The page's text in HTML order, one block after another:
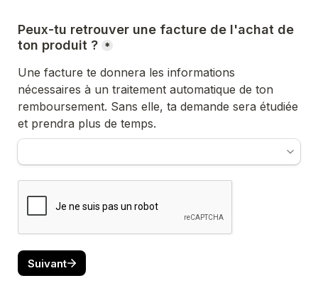
Peux-tu retrouver une facture de l'achat de
ton produit ? *
Une facture te donnera les informations
nécessaires à un traitement automatique de ton
remboursement. Sans elle, ta demande sera étudiée
et prendra plus de temps.
Suivant